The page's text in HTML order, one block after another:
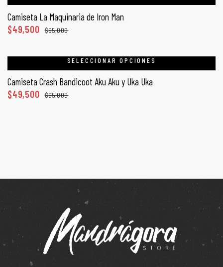
Camiseta La Maquinaria de Iron Man
$65,000
$49,500
SELECCIONAR OPCIONES
Camiseta Crash Bandicoot Aku Aku y Uka Uka
$65,000
$49,500